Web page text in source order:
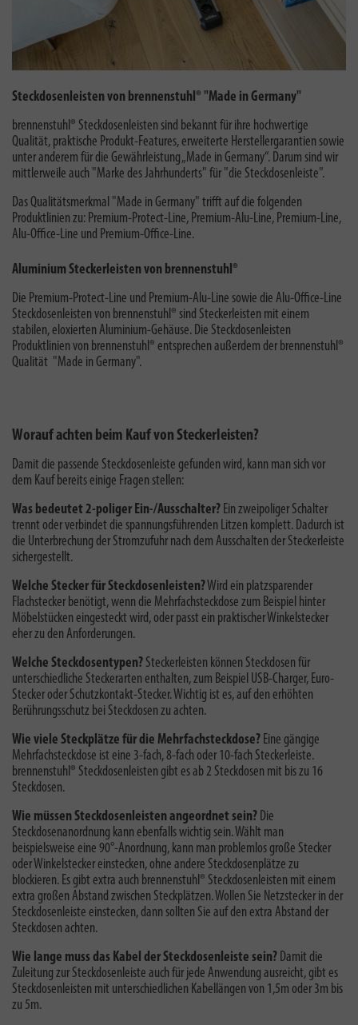
Steckdosenleisten von brennenstuhl® "Made in Germany"
brennenstuhl® Steckdosenleisten sind bekannt für ihre hochwertige
Qualität, praktische Produkt-Features, erweiterte Herstellergarantien sowie
unter anderem für die Gewährleistung „Made in Germany“. Darum sind wir
mittlerweile auch "Marke des Jahrhunderts" für "die Steckdosenleiste".
Das Qualitätsmerkmal "Made in Germany" trifft auf die folgenden
Produktlinien zu: Premium-Protect-Line, Premium-Alu-Line, Premium-Line,
Alu-Office-Line und Premium-Office-Line.
Aluminium Steckerleisten von brennenstuhl®
Die Premium-Protect-Line und Premium-Alu-Line sowie die Alu-Office-Line
Steckdosenleisten von brennenstuhl® sind Steckerleisten mit einem
stabilen, eloxierten Aluminium-Gehäuse. Die Steckdosenleisten
Produktlinien von brennenstuhl® entsprechen außerdem der brennenstuhl®
Qualität "Made in Germany".
Worauf achten beim Kauf von Steckerleisten?
Damit die passende Steckdosenleiste gefunden wird, kann man sich vor
dem Kauf bereits einige Fragen stellen:
Was bedeutet 2-poliger Ein-/Ausschalter? Ein zweipoliger Schalter
trennt oder verbindet die spannungsführenden Litzen komplett. Dadurch ist
die Unterbrechung der Stromzufuhr nach dem Ausschalten der Steckerleiste
sichergestellt.
Welche Stecker für Steckdosenleisten?Wird ein platzsparender
Flachstecker benötigt, wenn die Mehrfachsteckdose zum Beispiel hinter
Möbelstücken eingesteckt wird, oder passt ein praktischer Winkelstecker
eher zu den Anforderungen.
Welche Steckdosentypen? Steckerleisten können Steckdosen für
unterschiedliche Steckerarten enthalten, zum Beispiel USB-Charger, Euro-
Stecker oder Schutzkontakt-Stecker. Wichtig ist es, auf den erhöhten
Berührungsschutz bei Steckdosen zu achten.
Wie viele Steckplätze für die Mehrfachsteckdose? Eine gängige
Mehrfachsteckdose ist eine 3-fach, 8-fach oder 10-fach Steckerleiste.
brennenstuhl® Steckdosenleisten gibt es ab 2 Steckdosen mit bis zu 16
Steckdosen.
Wie müssen Steckdosenleisten angeordnet sein? Die
Steckdosenanordnung kann ebenfalls wichtig sein. Wählt man
beispielsweise eine 90°-Anordnung, kann man problemlos große Stecker
oder Winkelstecker einstecken, ohne andere Steckdosenplätze zu
blockieren. Es gibt extra auch brennenstuhl® Steckdosenleisten mit einem
extra großen Abstand zwischen Steckplätzen. Wollen Sie Netzstecker in der
Steckdosenleiste einstecken, dann sollten Sie auf den extra Abstand der
Steckdosen achten.
Wie lange muss das Kabel der Steckdosenleiste sein? Damit die
Zuleitung zur Steckdosenleiste auch für jede Anwendung ausreicht, gibt es
Steckdosenleisten mit unterschiedlichen Kabellängen von 1,5m oder 3m bis
zu 5m.